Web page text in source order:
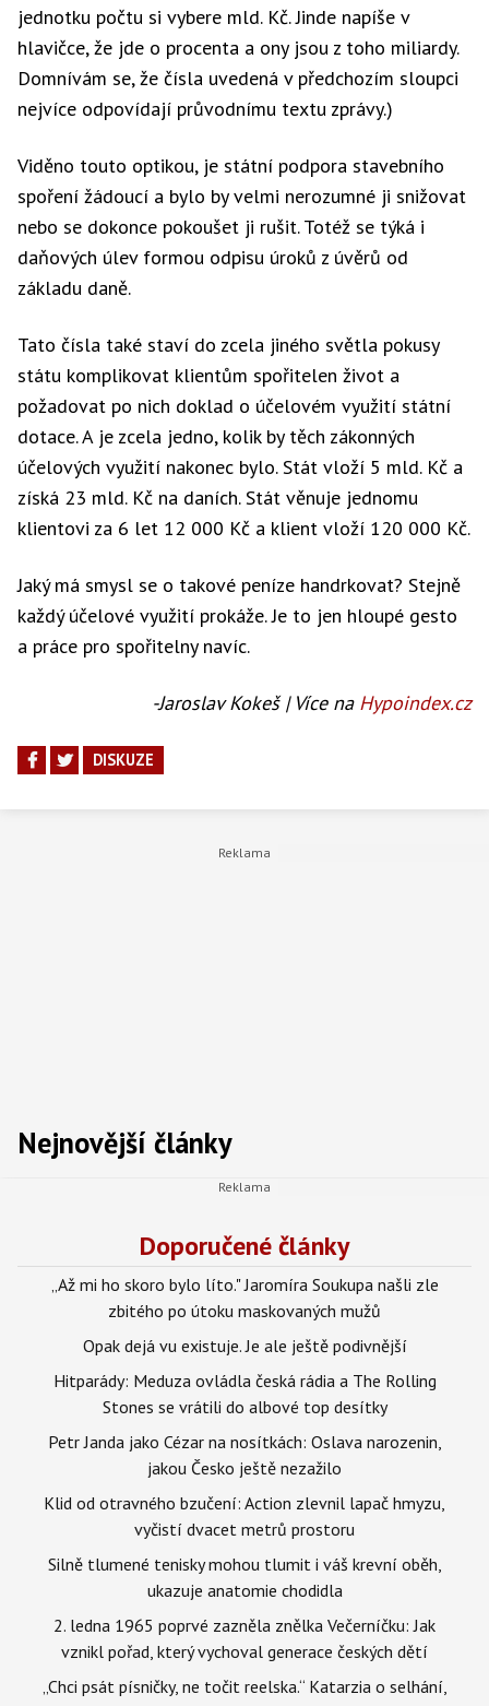
jednotku počtu si vybere mld. Kč. Jinde napíše v
hlavičce, že jde o procenta a ony jsou z toho miliardy.
Domnívám se, že čísla uvedená v předchozím sloupci
nejvíce odpovídají průvodnímu textu zprávy.)
Viděno touto optikou, je státní podpora stavebního
spoření žádoucí a bylo by velmi nerozumné ji snižovat
nebo se dokonce pokoušet ji rušit. Totéž se týká i
daňových úlev formou odpisu úroků z úvěrů od
základu daně.
Tato čísla také staví do zcela jiného světla pokusy
státu komplikovat klientům spořitelen život a
požadovat po nich doklad o účelovém využití státní
dotace. A je zcela jedno, kolik by těch zákonných
účelových využití nakonec bylo. Stát vloží 5 mld. Kč a
získá 23 mld. Kč na daních. Stát věnuje jednomu
klientovi za 6 let 12 000 Kč a klient vloží 120 000 Kč.
Jaký má smysl se o takové peníze handrkovat? Stejně
každý účelové využití prokáže. Je to jen hloupé gesto
a práce pro spořitelny navíc.
-Jaroslav Kokeš | Více na Hypoindex.cz
DISKUZE
Nejnovější články
Doporučené články
„Až mi ho skoro bylo líto." Jaromíra Soukupa našli zle
zbitého po útoku maskovaných mužů
Opak dejá vu existuje. Je ale ještě podivnější
Hitparády: Meduza ovládla česká rádia a The Rolling
Stones se vrátili do albové top desítky
Petr Janda jako Cézar na nosítkách: Oslava narozenin,
jakou Česko ještě nezažilo
Klid od otravného bzučení: Action zlevnil lapač hmyzu,
vyčistí dvacet metrů prostoru
Silně tlumené tenisky mohou tlumit i váš krevní oběh,
ukazuje anatomie chodidla
2. ledna 1965 poprvé zazněla znělka Večerníčku: Jak
vznikl pořad, který vychoval generace českých dětí
„Chci psát písničky, ne točit reelska.“ Katarzia o selhání,